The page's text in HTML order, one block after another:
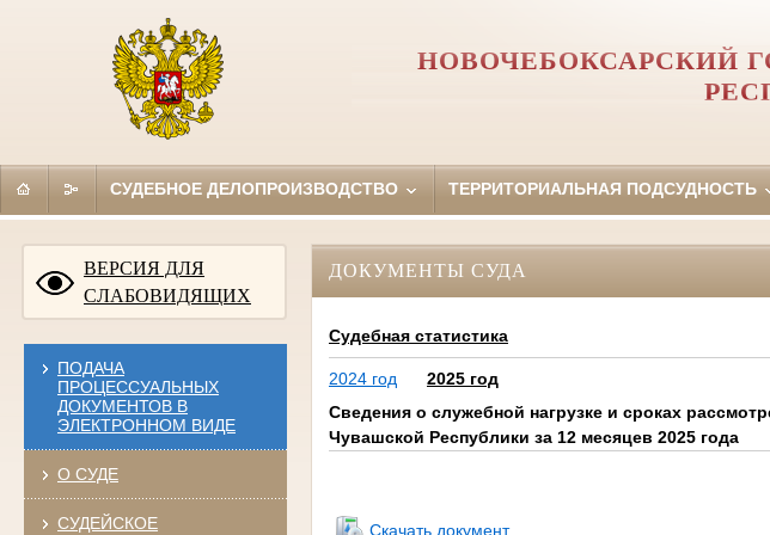
НОВОЧЕБОКСАРСКИЙ
СУДЕБНОЕ ДЕЛОПРОИЗВОДСТВО ТЕРРИТОРИАЛЬНАЯ ПОДСУДНОСТЬ
ВЕРСИЯ ДЛЯ
СЛАБОВИДЯЩИХ
ПОДАЧА
ПРОЦЕССУАЛЬНЫХ
ДОКУМЕНТОВ В
ЭЛЕКТРОННОМ ВИДЕ
О СУДЕ
СУДЕЙСКОЕ
ДОКУМЕНТЫ СУДА
Судебная статистика
2024 год
2025 год
Сведения о служебной нагрузке и сроках
Чувашской Республики за 12 месяцев 2025 года
Скачать документ